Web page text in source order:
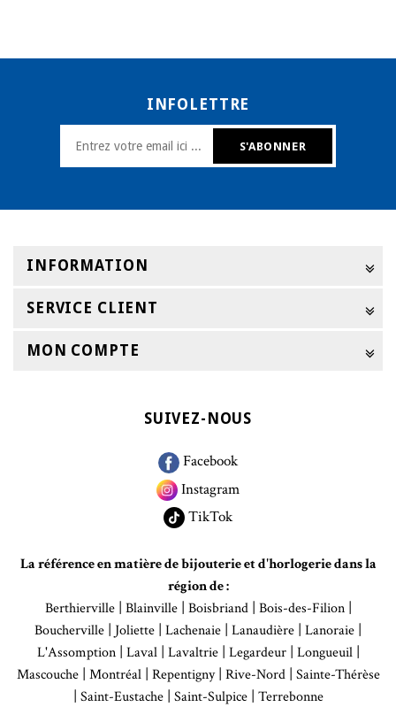
INFOLETTRE
INFORMATION
SERVICE CLIENT
MON COMPTE
SUIVEZ-NOUS
Facebook
Instagram
TikTok
La référence en matière de bijouterie et d'horlogerie dans la
région de :
Berthierville| Blainville| Boisbriand| Bois-des-Filion|
Boucherville | Joliette | Lachenaie | Lanaudière | Lanoraie |
L'Assomption| Laval| Lavaltrie| Legardeur| Longueuil|
Mascouche| Montréal| Repentigny| Rive-Nord| Sainte-Thérèse
| Saint-Eustache| Saint-Sulpice| Terrebonne